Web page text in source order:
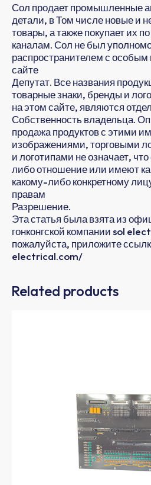
Сол продает промышленные
детали, в Том числе новые и
товары, а также покупает их
каналам. Сол не был
распространителем с особым
сайте
Депутат. Все названия
товарные знаки, бренды и
на этом сайте, являются
Собственность владельца.
продажа продуктов с этими
изображениями, торговыми
и логотипами не означает,
либо отношение или имеют
какому-либо конкретному
правам
Разрешение.
Эта статья была взята из
гонконгской компании sol
пожалуйста, приложите
electrical.com/
Related products